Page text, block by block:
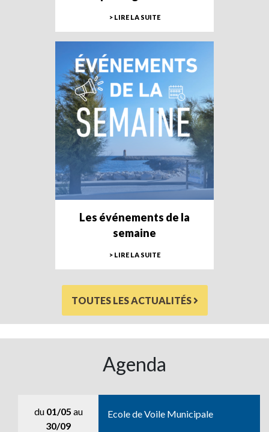
> LIRE LA SUITE
Les événements de la
semaine
> LIRE LA SUITE
TOUTES LES ACTUALITÉS
Agenda
du 01/05 au
30/09
Ecole de Voile Municipale